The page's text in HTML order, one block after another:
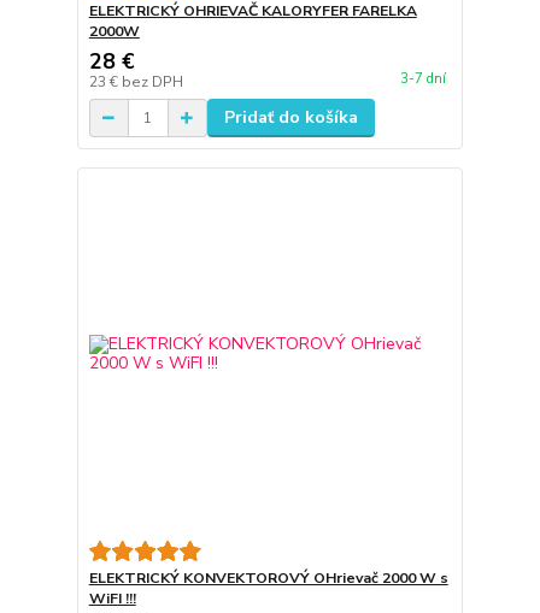
ELEKTRICKÝ OHRIEVAČ KALORYFER FARELKA
2000W
28 €
23 € bez DPH 3-7 dní
Pridať do košíka
ELEKTRICKÝ KONVEKTOROVÝ OHrievač 2000 W s
WiFI !!!